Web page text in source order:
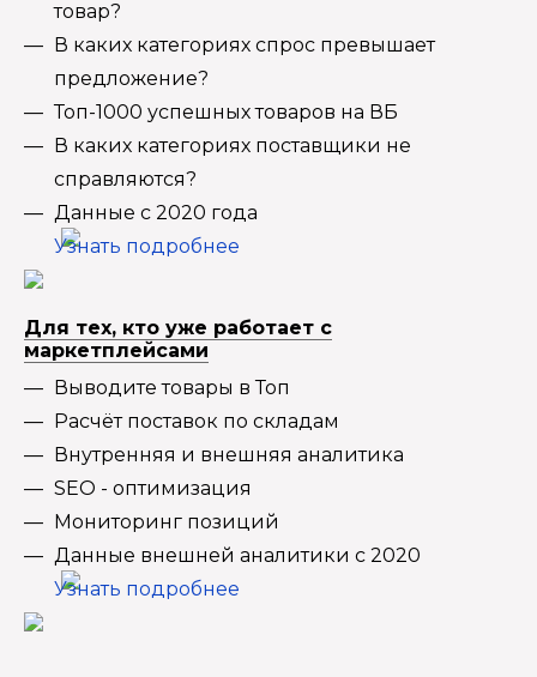
товар?
В каких категориях спрос превышает
предложение?
Топ-1000 успешных товаров на ВБ
В каких категориях поставщики не
справляются?
Данные с 2020 года
Узнать подробнее
Для тех, кто уже работает с
маркетплейсами
Выводите товары в Топ
Расчёт поставок по складам
Внутренняя и внешняя аналитика
SEO - оптимизация
Мониторинг позиций
Данные внешней аналитики с 2020
Узнать подробнее